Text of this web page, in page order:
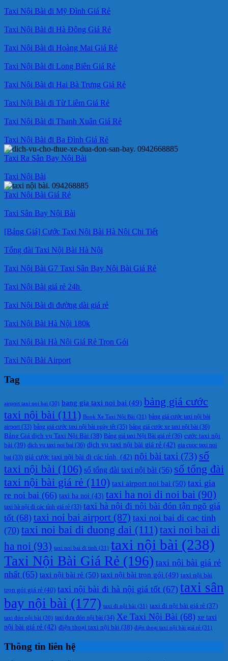
Taxi Nội Bài đi Mỹ Đình Giá Rẻ
Taxi Nội Bài đi Hà Đông Giá Rẻ
Taxi Nội Bài đi Hoàng Mai Giá Rẻ
Taxi Nội Bài đi Long Biên Giá Rẻ
Taxi Nội Bài đi Hai Bà Trưng Giá Rẻ
Taxi Nội Bài đi Từ Liêm Giá Rẻ
Taxi Nội Bài đi Thanh Xuân Giá Rẻ
Taxi Nội Bài đi Ba Đình Giá Rẻ
Taxi Ra Sân Bay Nội Bài
Taxi Nội Bài
Taxi Nội Bài Giá Rẻ
Taxi Sân Bay Nội Bài
[Bảng Giá] Cước Taxi Nội Bài Hà Nội Chi Tiết
Tổng đài Taxi Nội Bài Hà Nội
Taxi Nội Bài G7 Taxi Sân Bay Nội Bài Giá Rẻ
Taxi Nội Bài giá rẻ 24h
Taxi Nội Bài đi đường dài giá rẻ
Taxi Nội Bài Hà Nội 180k
Taxi Nội Bài Hà Nội Giá Rẻ Trọn Gói
Taxi Nội Bài Airport
Tag
airport taxi noi bai (30) bang gia taxi noi bai (49) bảng giá cước
taxi nội bài (111) Book Xe Taxi Nội Bài (31) bảng giá cước taxi nội bài
airport (33) bảng giá cước taxi nội bài ngày tết (35) bảng giá cước xe taxi nội bài (36)
Bảng Giá dịch vụ Taxi Nội Bài (38) Bảng giá taxi Nội Bài giá rẻ (36) cước taxi nội
bài (39) dich vu taxi noi bai (36) dịch vụ taxi nội bài giá rẻ (42) gia cuoc taxi noi
bai (33) giá cước taxi nội bài đi các tỉnh. (42) nội bài taxi (73) số
taxi nội bài (106) số tổng đài taxi nội bài (56) số tổng đài
taxi nội bài giá rẻ (110) taxi airport noi bai (50) taxi gia
re noi bai (66) taxi ha noi (43) taxi ha noi di noi bai (90)
taxi hà nội đi các tỉnh giá rẻ (33) taxi hà nội đi nội bài đón tận ngõ giá
tốt (68) taxi noi bai airport (87) taxi noi bai di cac tinh
(70) taxi noi bai di duong dai (111)taxi noi bai di
ha noi (93) taxi noi bai di tinh (31) taxi nội bài (238)
Taxi Nội Bài Giá Rẻ (196) taxi nội bài giá rẻ
nhất (65) taxi nội bài rẻ (50) taxi nội bài trọn gói (49) taxi nội bài
trọn gói giá rẻ (40) taxi nội bài đi hà nội giá tốt (67) taxi sân
bay nội bài (177) taxi đi nội bài (31) taxi đi nội bài giá rẻ (37)
taxi đón nội bài (30) taxi đưa đón nội bài (34) Xe Taxi Nội Bài (68) xe taxi
nội bài giá rẻ (42) điện thoại taxi nội bài (38) điện thoại taxi nội bài giá rẻ (31)
Thông tin liên hệ